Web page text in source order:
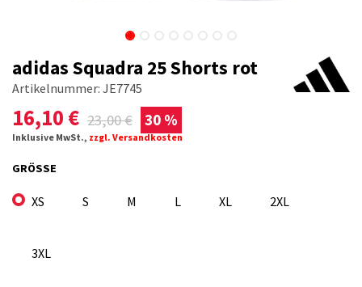
adidas Squadra 25 Shorts rot
Artikelnummer: JE7745
16,10 € 23,00€ 30 %
Inklusive MwSt., zzgl. Versandkosten
GRÖSSE
XS S M L XL 2XL
3XL